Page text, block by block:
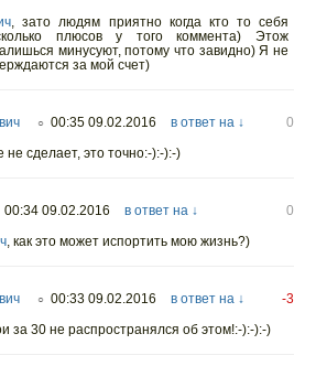
,зато людям приятно когда кто то себя
плюсов у того коммента) Этож
минусуют, потому что завидно) Я не
за мой счет)
○ 00:35 09.02.2016 в ответ на ↓
0
не сделает, это точно:-):-):-)
00:34 09.02.2016 в ответ на ↓
0
, как это может испортить мою жизнь?)
○ 00:33 09.02.2016 в ответ на ↓
-3
за 30 не распространялся об этом!:-):-):-)